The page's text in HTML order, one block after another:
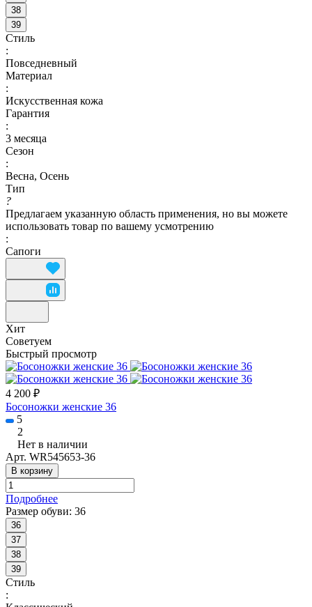
38
39
Стиль
:
Повседневный
Материал
:
Искусственная кожа
Гарантия
:
3 месяца
Сезон
:
Весна, Осень
Тип
?
Предлагаем указанную область применения, но вы можете
использовать товар по вашему усмотрению
:
Сапоги
Хит
Советуем
Быстрый просмотр
4 200 ₽
Босоножки женские 36
5
2
Нет в наличии
Арт. WR545653-36
В корзину
Подробнее
Размер обуви: 36
36
37
38
39
Стиль
: